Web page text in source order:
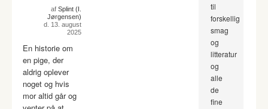
af Splint (I.
Jørgensen)
d. 13. august
2025
En historie om
en pige, der
aldrig oplever
noget og hvis
mor altid går og
til
forskellig
smag
og
litteratur
og
alle
de
fine